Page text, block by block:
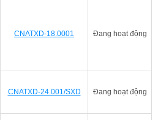
CNATXD-18.0001 Đang hoạt động
CNATXD-24.001/SXD Đang hoạt động